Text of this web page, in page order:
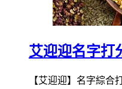
艾迎迎名字打
【艾迎迎】名字綜合